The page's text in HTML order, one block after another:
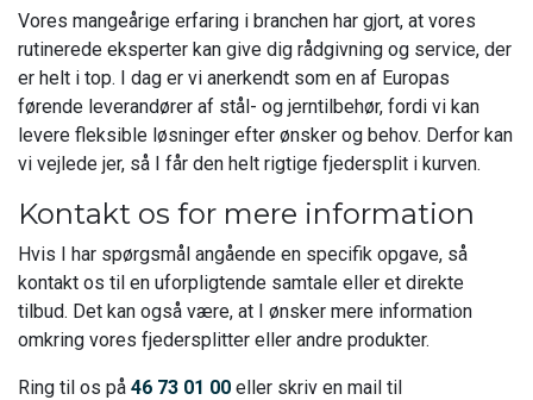
Vores mangeårige erfaring i branchen har gjort, at vores
rutinerede eksperter kan give dig rådgivning og service, der
er helt i top. I dag er vi anerkendt som en af Europas
førende leverandører af stål- og jerntilbehør, fordi vi kan
levere fleksible løsninger efter ønsker og behov. Derfor kan
vi vejlede jer, så I får den helt rigtige fjedersplit i kurven.
Kontakt os for mere information
Hvis I har spørgsmål angående en specifik opgave, så
kontakt os til en uforpligtende samtale eller et direkte
tilbud. Det kan også være, at I ønsker mere information
omkring vores fjedersplitter eller andre produkter.
Ring til os på 46 73 01 00 eller skriv en mail til